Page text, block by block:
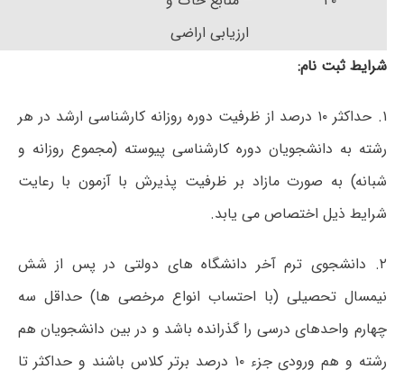
ارزیابی اراضی
شرایط ثبت نام:
۱. حداکثر ۱۰ درصد از ظرفیت دوره روزانه کارشناسی ارشد در هر
رشته به دانشجویان دوره کارشناسی پیوسته (مجموع روزانه و
شبانه) به صورت مازاد بر ظرفیت پذیرش با آزمون با رعایت
شرایط ذیل اختصاص می یابد.
۲. دانشجوی ترم آخر دانشگاه های دولتی در پس از شش
نیمسال تحصیلی (با احتساب انواع مرخصی ها) حداقل سه
چهارم واحدهای درسی را گذرانده باشد و در بین دانشجویان هم
رشته و هم ورودی جزء ۱۰ درصد برتر کلاس باشند و حداکثر تا